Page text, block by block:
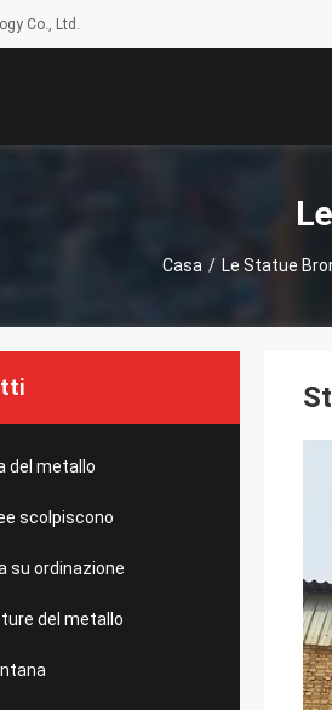
Co., Ltd.
Casa / Le Statue
del metallo
scolpiscono
su ordinazione
del metallo